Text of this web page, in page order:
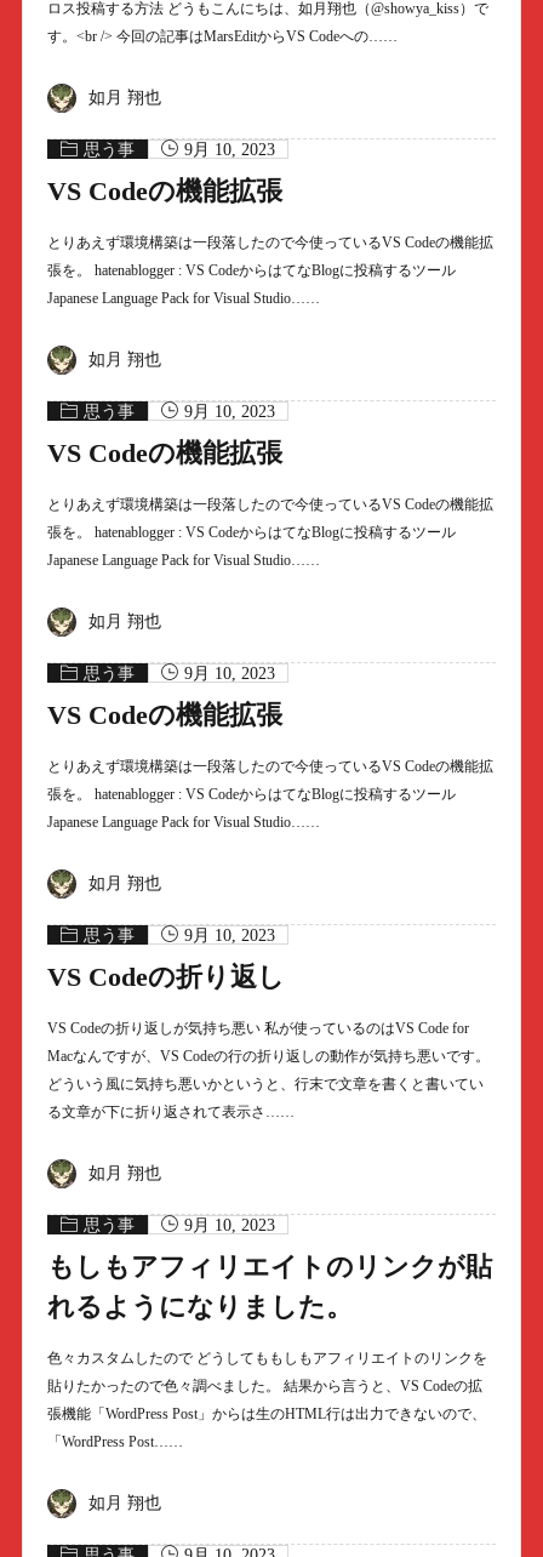
ロス投稿する方法 どうもこんにちは、如月翔也（@showya_kiss）で
す。<br /> 今回の記事はMarsEditからVS Codeへの……
如月 翔也
思う事 9月 10, 2023
VS Codeの機能拡張
とりあえず環境構築は一段落したので今使っているVS Codeの機能拡
張を。 hatenablogger : VS CodeからはてなBlogに投稿するツール
Japanese Language Pack for Visual Studio……
如月 翔也
思う事 9月 10, 2023
VS Codeの機能拡張
とりあえず環境構築は一段落したので今使っているVS Codeの機能拡
張を。 hatenablogger : VS CodeからはてなBlogに投稿するツール
Japanese Language Pack for Visual Studio……
如月 翔也
思う事 9月 10, 2023
VS Codeの機能拡張
とりあえず環境構築は一段落したので今使っているVS Codeの機能拡
張を。 hatenablogger : VS CodeからはてなBlogに投稿するツール
Japanese Language Pack for Visual Studio……
如月 翔也
思う事 9月 10, 2023
VS Codeの折り返し
VS Codeの折り返しが気持ち悪い 私が使っているのはVS Code for
Macなんですが、VS Codeの行の折り返しの動作が気持ち悪いです。
どういう風に気持ち悪いかというと、行末で文章を書くと書いてい
る文章が下に折り返されて表示さ……
如月 翔也
思う事 9月 10, 2023
もしもアフィリエイトのリンクが貼
れるようになりました。
色々カスタムしたので どうしてももしもアフィリエイトのリンクを
貼りたかったので色々調べました。 結果から言うと、VS Codeの拡
張機能「WordPress Post」からは生のHTML行は出力できないので、
「WordPress Post……
如月 翔也